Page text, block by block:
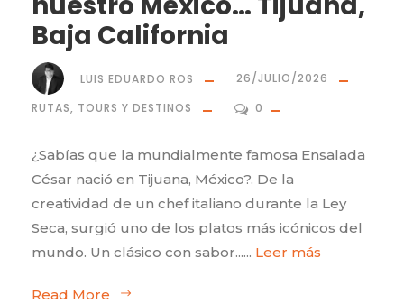
Baja California
LUIS EDUARDO ROS
26/JULIO/2026
RUTAS, TOURS Y DESTINOS
0
¿Sabías que la mundialmente famosa Ensalada
César nació en Tijuana, México?. De la
creatividad de un chef italiano durante la Ley
Seca, surgió uno de los platos más icónicos del
mundo. Un clásico con sabor...... Leer más
Read More